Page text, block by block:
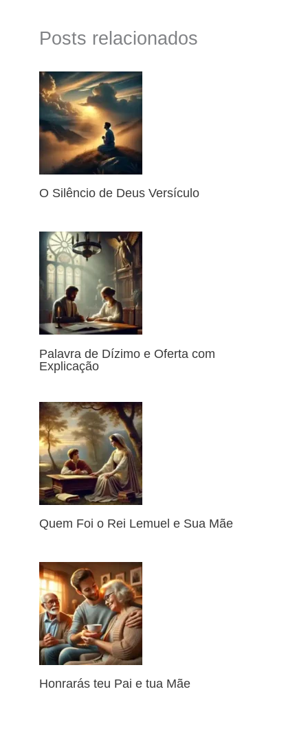
Posts relacionados
O Silêncio de Deus Versículo
Palavra de Dízimo e Oferta com
Explicação
Quem Foi o Rei Lemuel e Sua Mãe
Honrarás teu Pai e tua Mãe